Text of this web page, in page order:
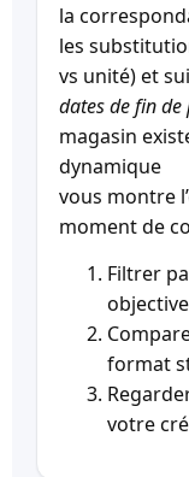
la
les
vs unité) et
dates de fin
magasin
dynamique
vous montre
moment de
Filtrer
format
votre